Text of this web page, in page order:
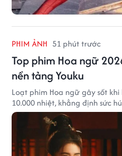
PHIM ẢNH 51 phút trước
Top phim Hoa ngữ
nền tảng Youku
Loạt phim Hoa ngữ gây sốt
10.000 nhiệt, khẳng định sức